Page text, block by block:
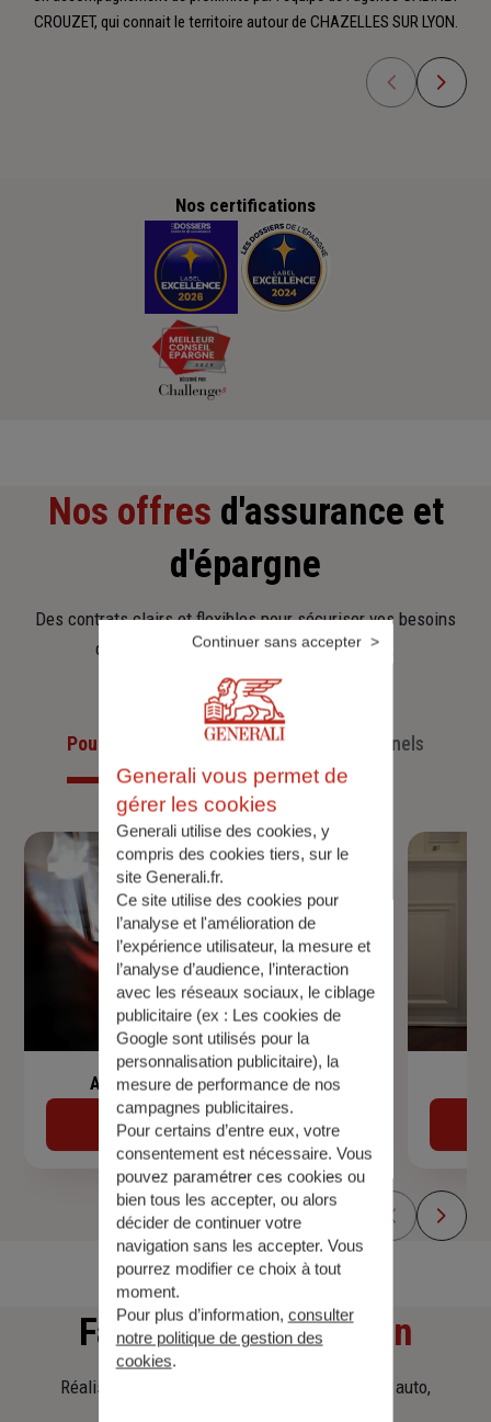
CROUZET, qui connait le territoire autour de CHAZELLES SUR LYON.
Nos certifications
Nos offres d'assurance et
d'épargne
Des contrats clairs et flexibles pour sécuriser vos besoins
d’aujourd’hui et anticiper ceux de demain.
Pour les particuliersPour les professionnels
Assurance de prêt immobilier
Découvrir
Faitesune simulation
Réalisez une simulation tarifaire d'assurance, auto,
Generali vous permet de
gérer les cookies
Generali utilise des cookies, y
compris des cookies tiers, sur le
site Generali.fr.
Ce site utilise des cookies pour
l’analyse et l'amélioration de
l’expérience utilisateur, la mesure et
l’analyse d’audience, l’interaction
avec les réseaux sociaux, le ciblage
publicitaire (ex : Les cookies de
Google sont utilisés pour la
personnalisation publicitaire), la
mesure de performance de nos
campagnes publicitaires.
Pour certains d’entre eux, votre
consentement est nécessaire. Vous
pouvez paramétrer ces cookies ou
bien tous les accepter, ou alors
décider de continuer votre
navigation sans les accepter. Vous
pourrez modifier ce choix à tout
moment.
Pour plus d’information, consulter
notre politique de gestion des
cookies.
Continuer sans accepter